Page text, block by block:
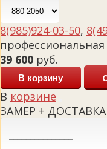
8(985)924-03-50,
39 600 руб.
В корзину
В корзине
ЗАМЕР +